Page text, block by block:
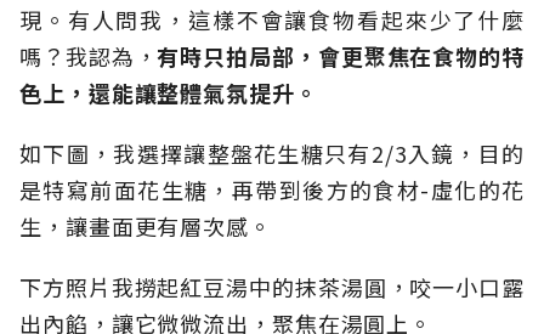
現。有人問我，這樣不會讓食物看起來少了什麼
嗎？我認為，有時只拍局部，會更聚焦在食物的特
色上，還能讓整體氣氛提升。
如下圖，我選擇讓整盤花生糖只有2/3入鏡，目的
是特寫前面花生糖，再帶到後方的食材-虛化的花
生，讓畫面更有層次感。
下方照片我撈起紅豆湯中的抹茶湯圓，咬一小口露
出內餡，讓它微微流出，聚焦在湯圓上。